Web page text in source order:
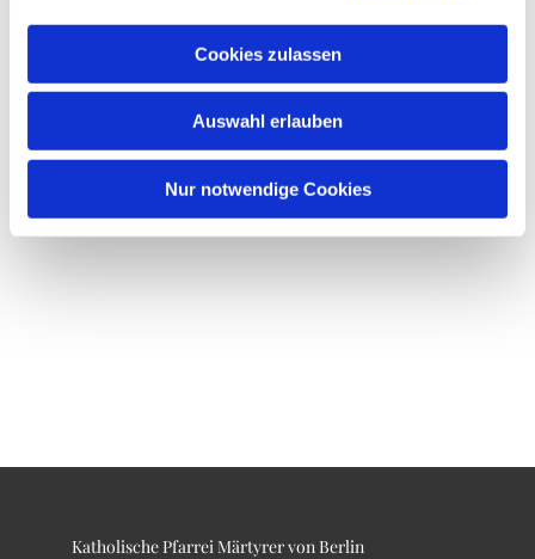
Cookies zulassen
Auswahl erlauben
Nur notwendige Cookies
Katholische Pfarrei Märtyrer von Berlin